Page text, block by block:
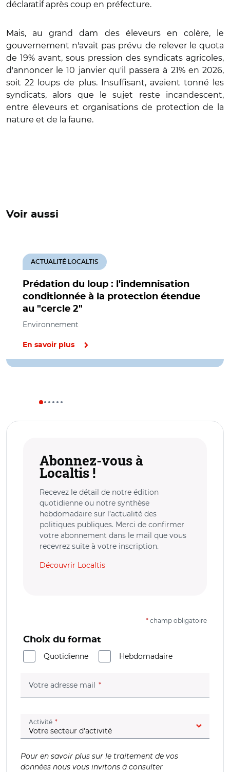
déclaratif après coup en préfecture.
Mais, au grand dam des éleveurs en colère, le
gouvernement n'avait pas prévu de relever le quota
de 19% avant, sous pression des syndicats agricoles,
d'annoncer le 10 janvier qu'il passera à 21% en 2026,
soit 22 loups de plus. Insuffisant, avaient tonné les
syndicats, alors que le sujet reste incandescent,
entre éleveurs et organisations de protection de la
nature et de la faune.
Voir aussi
Prédation du loup : l'indemnisation
conditionnée à la protection étendue
au "cercle 2"
ACTUALITÉ LOCALTIS
Environnement
En savoir plus
Abonnez-vous à
Localtis !
Recevez le détail de notre édition
quotidienne ou notre synthèse
hebdomadaire sur l’actualité des
politiques publiques. Merci de confirmer
votre abonnement dans le mail que vous
recevrez suite à votre inscription.
Découvrir Localtis
* champ obligatoire
Choix du format
Quotidienne
Hebdomadaire
Votre adresse mail (champ obligatoire)
Activité (champ obligatoire)
Pour en savoir plus sur le traitement de vos
données nous vous invitons à consulter